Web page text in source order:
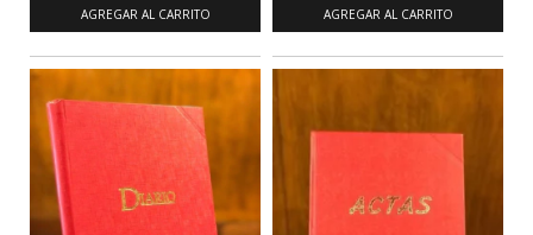
AGREGAR AL CARRITO AGREGAR AL CARRITO